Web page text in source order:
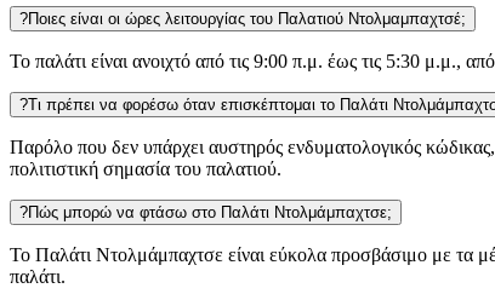
?Ποιες είναι οι ώρες λειτουργίας του Παλατιού Ντολμαμπαχτσέ;
Το παλάτι είναι ανοιχτό από τις 9:00 π.μ. έως τις 5:30 μ.μ.,
?Τι πρέπει να φορέσω όταν επισκέπτομαι το Παλάτι
Παρόλο που δεν υπάρχει αυστηρός ενδυματολογικός
πολιτιστική σημασία του παλατιού.
?Πώς μπορώ να φτάσω στο Παλάτι Ντολμάμπαχτσε;
Το Παλάτι Ντολμάμπαχτσε είναι εύκολα προσβάσιμο με τα
παλάτι.